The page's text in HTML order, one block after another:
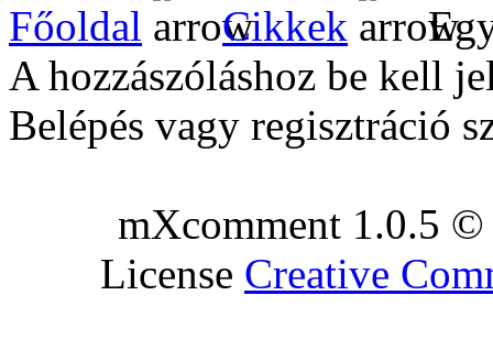
Főoldal Cikkek
A hozzászóláshoz be kell
Belépés vagy regisztráció
mXcomment 1.0.5
License Creative